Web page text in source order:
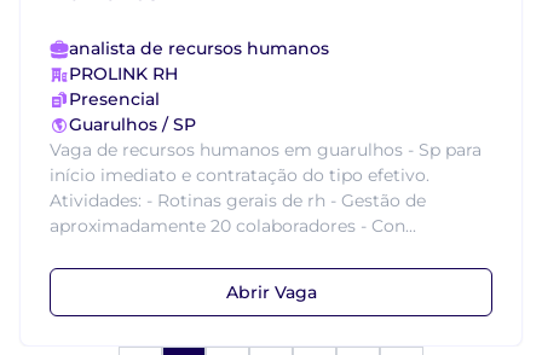
analista de recursos humanos
PROLINK RH
Presencial
Guarulhos / SP
Vaga de recursos humanos em guarulhos - Sp para
início imediato e contratação do tipo efetivo.
Atividades: - Rotinas gerais de rh - Gestão de
aproximadamente 20 colaboradores - Con...
Abrir Vaga